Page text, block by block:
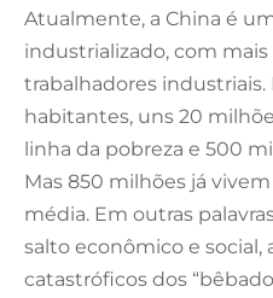
Atualmente, a China é
industrializado, com
trabalhadores industriais.
habitantes, uns 20
linha da pobreza e 500
Mas 850 milhões já
média. Em outras
salto econômico e social,
catastróficos dos